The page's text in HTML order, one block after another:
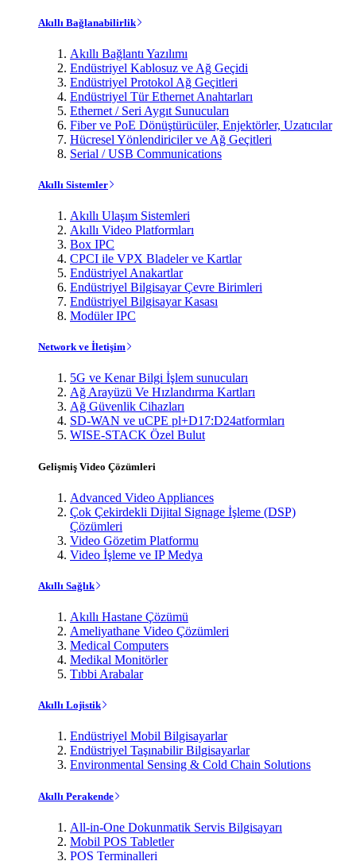
Akıllı Bağlanabilirlik
Akıllı Bağlantı Yazılımı
Endüstriyel Kablosuz ve Ağ Geçidi
Endüstriyel Protokol Ağ Geçitleri
Endüstriyel Tür Ethernet Anahtarları
Ethernet / Seri Aygıt Sunucuları
Fiber ve PoE Dönüştürücüler, Enjektörler, Uzatıcılar
Hücresel Yönlendiriciler ve Ağ Geçitleri
Serial / USB Communications
Akıllı Sistemler
Akıllı Ulaşım Sistemleri
Akıllı Video Platformları
Box IPC
CPCI ile VPX Bladeler ve Kartlar
Endüstriyel Anakartlar
Endüstriyel Bilgisayar Çevre Birimleri
Endüstriyel Bilgisayar Kasası
Modüler IPC
Network ve İletişim
5G ve Kenar Bilgi İşlem sunucuları
Ağ Arayüzü Ve Hızlandırma Kartları
Ağ Güvenlik Cihazları
SD-WAN ve uCPE pl+D17:D24atformları
WISE-STACK Özel Bulut
Gelişmiş Video Çözümleri
Advanced Video Appliances
Çok Çekirdekli Dijital Signage İşleme (DSP)
Çözümleri
Video Gözetim Platformu
Video İşleme ve IP Medya
Akıllı Sağlık
Akıllı Hastane Çözümü
Ameliyathane Video Çözümleri
Medical Computers
Medikal Monitörler
Tıbbi Arabalar
Akıllı Lojistik
Endüstriyel Mobil Bilgisayarlar
Endüstriyel Taşınabilir Bilgisayarlar
Environmental Sensing & Cold Chain Solutions
Akıllı Perakende
All-in-One Dokunmatik Servis Bilgisayarı
Mobil POS Tabletler
POS Terminalleri